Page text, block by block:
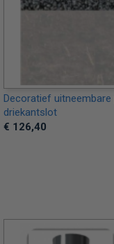
Decoratief
driekantslot
€ 126,40